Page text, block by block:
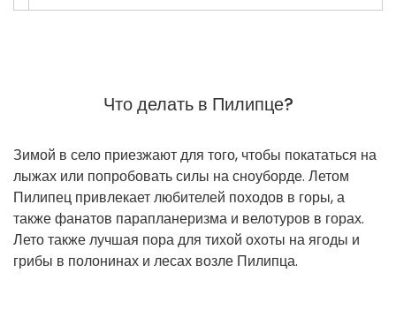
Что делать в Пилипце?
Зимой в село приезжают для того, чтобы покататься на
лыжах или попробовать силы на сноуборде. Летом
Пилипец привлекает любителей походов в горы, а
также фанатов парапланеризма и велотуров в горах.
Лето также лучшая пора для тихой охоты на ягоды и
грибы в полонинах и лесах возле Пилипца.